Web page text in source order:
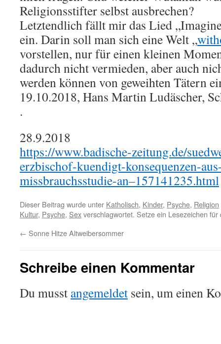
Religionsstifter selbst ausbrechen?
Letztendlich fällt mir das Lied
ein. Darin soll man sich eine Welt „
vorstellen, nur für einen kleinen
dadurch nicht vermieden, aber auch
werden können von geweihten Tätern
19.10.2018, Hans Martin Ludäscher,
.
28.9.2018
https://www.badische-zeitung.de/
erzbischof-kuendigt-konsequenzen-
missbrauchsstudie-an–157141235.html
Dieser Beitrag wurde unter Katholisch, Kinder, Psyche, Religion
Kultur, Psyche, Sexverschlagwortet. Setze ein Lesezeichen
← Sonne Hitze Altweibersommer
Schreibe einen Kommentar
Du musst angemeldet sein, um einen